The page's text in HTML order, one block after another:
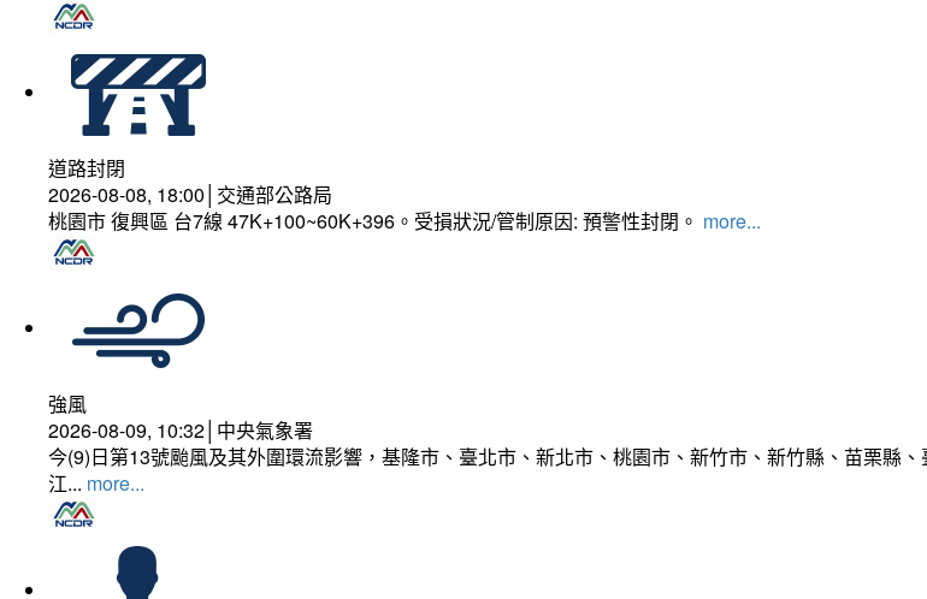
道路封閉
2026-08-08, 18:00│交通部公路局
桃園市 復興區 台7線 47K+100~60K+396。受損狀況/管制原因: 預警性封閉。 more...
強風
2026-08-09, 10:32│中央氣象署
今(9)日第13號颱風及其外圍環流影響，基隆市、臺北市、新北市、桃園市、新竹市、新竹縣、苗栗縣
江... more...